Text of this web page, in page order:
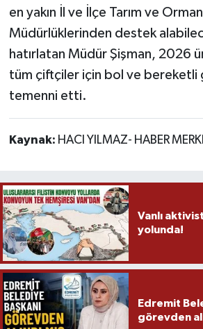
en yakın İl ve İlçe Tarım ve Orman
Müdürlüklerinden destek
hatırlatan Müdür Şişman, 2026
tüm çiftçiler için bol ve bereketli
temenni etti.
Kaynak: HACI YILMAZ- HABER
Vanlı
yolunda!
Edremit
görevden